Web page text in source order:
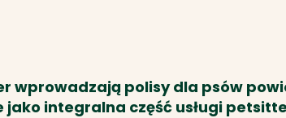
wprowadzają polisy dla psów
integralna część usługi